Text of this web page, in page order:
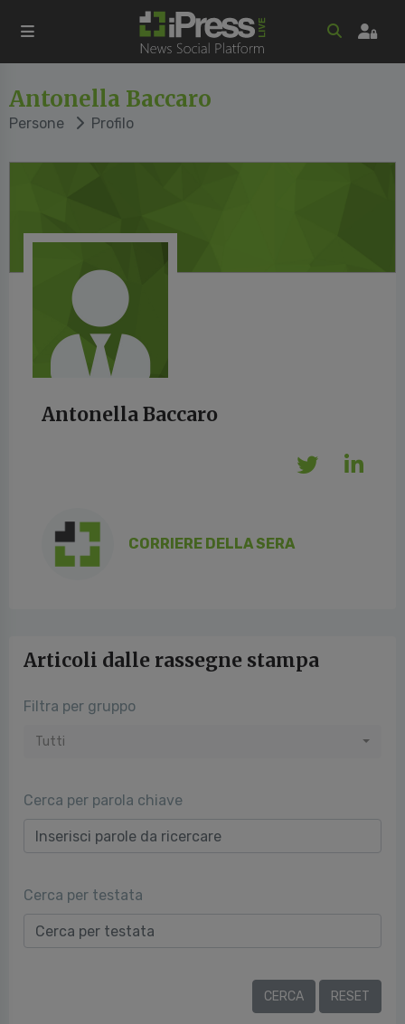
Antonella Baccaro
Persone Profilo
Antonella Baccaro
CORRIERE DELLA SERA
Articoli dalle rassegne stampa
Filtra per gruppo
Tutti
Cerca per parola chiave
Cerca per testata